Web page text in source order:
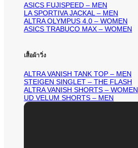
ASICS FUJISPEED – MEN
LA SPORTIVA JACKAL – MEN
ALTRA OLYMPUS 4.0 – WOMEN
ASICS TRABUCO MAX – WOMEN
เสื้อผ้าวิ่ง
ALTRA VANISH TANK TOP – MEN
STEIGEN SINGLET – THE FLASH
ALTRA VANISH SHORTS – WOMEN
UD VELUM SHORTS – MEN